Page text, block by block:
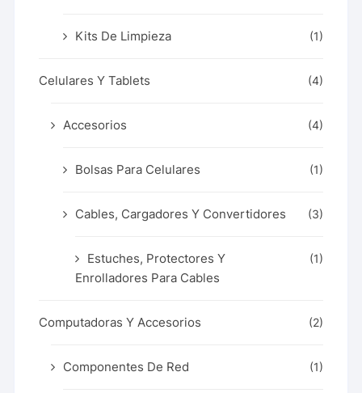
Kits De Limpieza (1)
Celulares Y Tablets (4)
Accesorios (4)
Bolsas Para Celulares (1)
Cables, Cargadores Y Convertidores (3)
Estuches, Protectores Y
Enrolladores Para Cables
(1)
Computadoras Y Accesorios (2)
Componentes De Red (1)